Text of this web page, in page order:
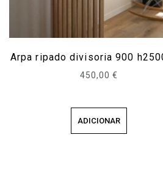
Arpa ripado divisoria 900
450,00€
ADICIONAR